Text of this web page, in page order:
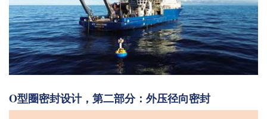
O型圈密封设计，第二部分：外压径向密封